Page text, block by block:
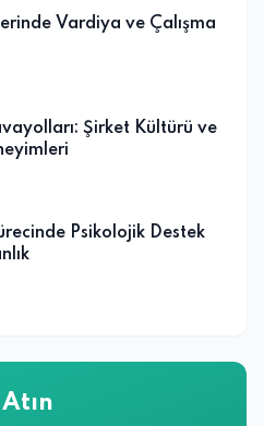
Vardiya ve Çalışma
Şirket Kültürü ve
Psikolojik Destek